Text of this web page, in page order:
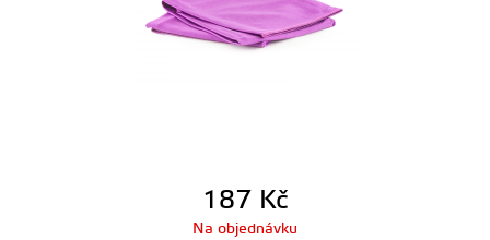
187 Kč
Na objednávku